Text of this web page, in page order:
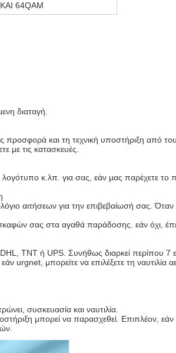
64QAM
διαταγή.
προσφορά και τη τεχνική υποστήριξη από
με τις κατασκευές.
κ.λπ. για σας, εάν μας παρέχετε το
αιτήσεων για την επιβεβαίωσή σας.
σας στα αγαθά παράδοσης. εάν όχι,
TNT ή UPS. Συνήθως διαρκεί περίπου 7
urgnet, μπορείτε να επιλέξετε τη
συσκευασία και ναυτιλία.
μπορεί να παρασχεθεί. Επιπλέον,